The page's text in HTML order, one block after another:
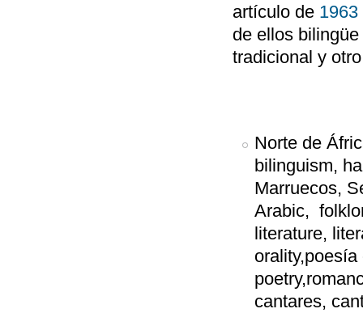
artículo de 1963
de ellos
tradicional y
Norte de
bilinguism,
Marruecos,
Arabic,
literature,
cantares,